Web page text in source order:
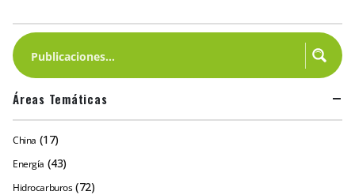
Áreas Temáticas
China (17)
Energía (43)
Hidrocarburos (72)